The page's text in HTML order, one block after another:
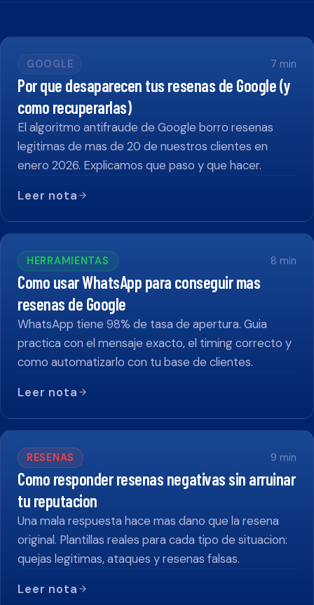
GOOGLE 7 min
Por que desaparecen tus resenas de Google (y
como recuperarlas)
El algoritmo antifraude de Google borro resenas
legitimas de mas de 20 de nuestros clientes en
enero 2026. Explicamos que paso y que hacer.
Leer nota
HERRAMIENTAS 8 min
Como usar WhatsApp para conseguir mas
resenas de Google
WhatsApp tiene 98% de tasa de apertura. Guia
practica con el mensaje exacto, el timing correcto y
como automatizarlo con tu base de clientes.
Leer nota
RESENAS 9 min
Como responder resenas negativas sin arruinar
tu reputacion
Una mala respuesta hace mas dano que la resena
original. Plantillas reales para cada tipo de situacion:
quejas legitimas, ataques y resenas falsas.
Leer nota